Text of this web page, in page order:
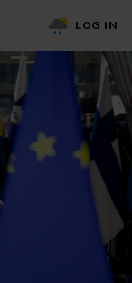
LOG IN